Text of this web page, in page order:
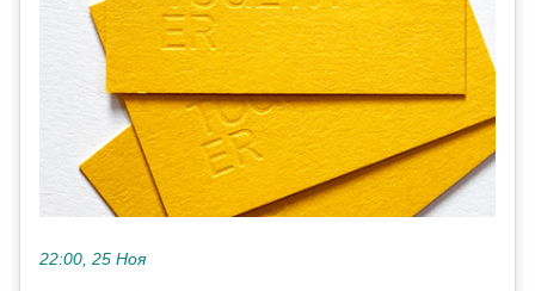
22:00, 25 Ноя